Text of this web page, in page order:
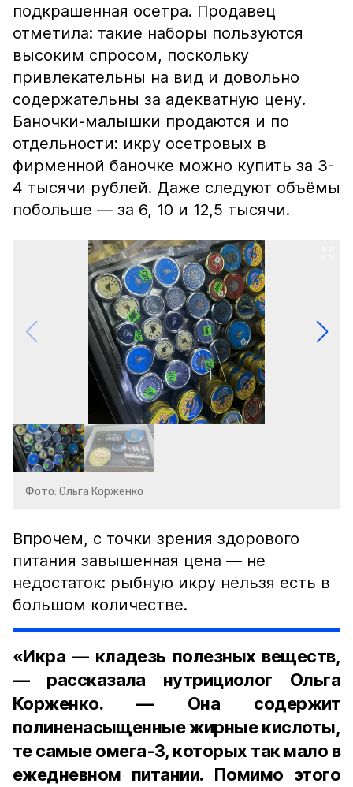
подкрашенная осетра. Продавец
отметила: такие наборы пользуются
высоким спросом, поскольку
привлекательны на вид и довольно
содержательны за адекватную цену.
Баночки-малышки продаются и по
отдельности: икру осетровых в
фирменной баночке можно купить за 3-
4 тысячи рублей. Даже следуют объёмы
побольше — за 6, 10 и 12,5 тысячи.
Фото: Ольга Корженко
Впрочем, с точки зрения здорового
питания завышенная цена — не
недостаток: рыбную икру нельзя есть в
большом количестве.
«Икра — кладезь полезных веществ,
— рассказала нутрициолог Ольга
Корженко. — Она содержит
полиненасыщенные жирные кислоты,
те самые омега-3, которых так мало в
ежедневном питании. Помимо этого